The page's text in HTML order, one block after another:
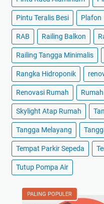
Pintu Teralis Besi Plafon
RAB Railing Balkon
Railing Tangga Minimalis
Rangka Hidroponik
Renovasi Rumah
Skylight Atap Rumah
Tangga Melayang
Tempat Parkir Sepeda
Tutup Pompa Air
PALING POPULER